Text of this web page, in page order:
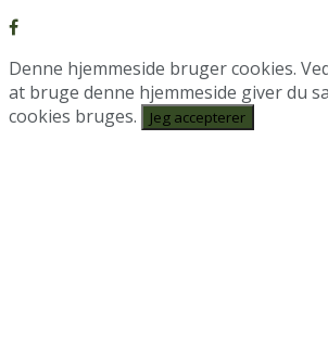
Denne hjemmeside bruger cookies.
at bruge denne hjemmeside giver du
cookies bruges.
Jeg accepterer